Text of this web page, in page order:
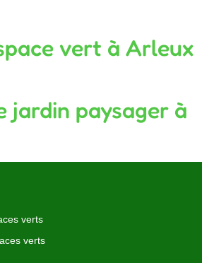
vert à Arleux
jardin paysager à
verts
verts